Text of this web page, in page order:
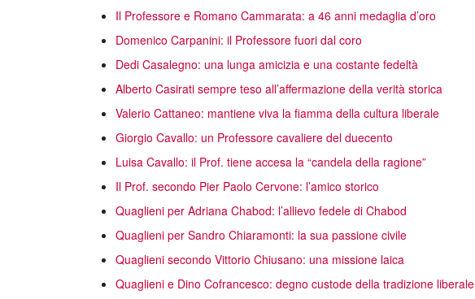
Il Professore e Romano Cammarata: a 46 anni medaglia d’oro
Domenico Carpanini: il Professore fuori dal coro
Dedi Casalegno: una lunga amicizia e una costante fedeltà
Alberto Casirati sempre teso all’affermazione della verità storica
Valerio Cattaneo: mantiene viva la fiamma della cultura liberale
Giorgio Cavallo: un Professore cavaliere del duecento
Luisa Cavallo: il Prof. tiene accesa la “candela della ragione”
Il Prof. secondo Pier Paolo Cervone: l’amico storico
Quaglieni per Adriana Chabod: l’allievo fedele di Chabod
Quaglieni per Sandro Chiaramonti: la sua passione civile
Quaglieni secondo Vittorio Chiusano: una missione laica
Quaglieni e Dino Cofrancesco: degno custode della tradizione liberale